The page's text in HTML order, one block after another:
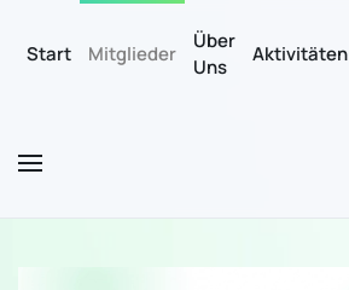
Zum Hauptinhalt springen
Start Mitglieder
Über
Uns
Aktivitäten